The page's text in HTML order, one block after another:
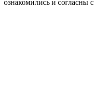
ознакомились и согласны с